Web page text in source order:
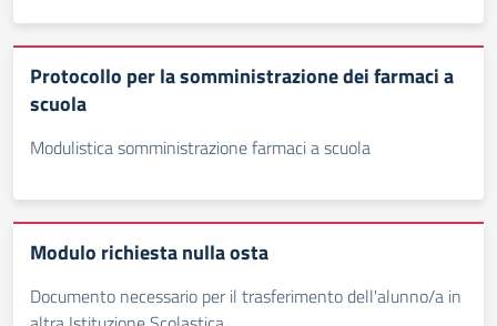
Protocollo per la somministrazione dei farmaci a
scuola
Modulistica somministrazione farmaci a scuola
Modulo richiesta nulla osta
Documento necessario per il trasferimento dell'alunno/a in